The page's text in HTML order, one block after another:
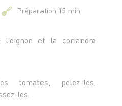
Préparation 15 min
l’oignon et la coriandre
tomates, pelez-les,
les.